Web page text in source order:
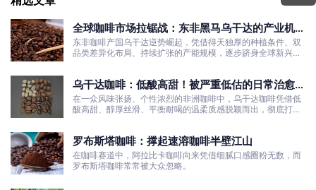
全球咖啡市场拉锯战：东非黑马乌干达的产业机遇
与发展真相
东非咖啡产国乌干达逆势崛起，凭借得天独厚的种植条件、双
品类差异化布局、持续扩张的产能规模，逐步跻身全球新兴咖
乌干达咖啡：低酸高甜！被严重低估的日常治愈口
粮豆
在一众风味张扬、个性浓烈的非洲咖啡中，乌干达咖啡凭借低
酸高甜、醇厚丝滑、平衡耐喝的温柔质感脱颖而出，彻底打破
罗布斯塔咖啡：撑起速溶咖啡半壁江山
在咖啡赛道中，阿拉比卡咖啡向来凭借细腻口感圈粉无数，而
罗布斯塔咖啡常常被大众忽略。